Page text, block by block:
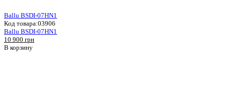
Ballu BSDI-07HN1
Код товара:03906
Ballu BSDI-07HN1
10 900 грн
В корзину